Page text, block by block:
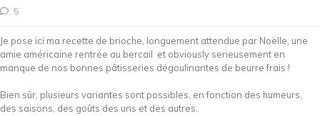
5
Je pose ici ma recette de brioche, longuement attendue par Noëlle, une
amie américaine rentrée au bercail et obviously serieusement en
manque de nos bonnes pâtisseries dégoulinantes de beurre frais !
Bien sûr, plusieurs variantes sont possibles, en fonction des humeurs,
des saisons, des goûts des uns et des autres.